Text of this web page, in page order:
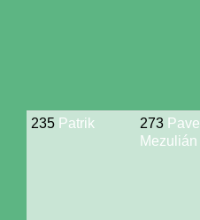
235 Patrik 273 Pavel
Mezulián